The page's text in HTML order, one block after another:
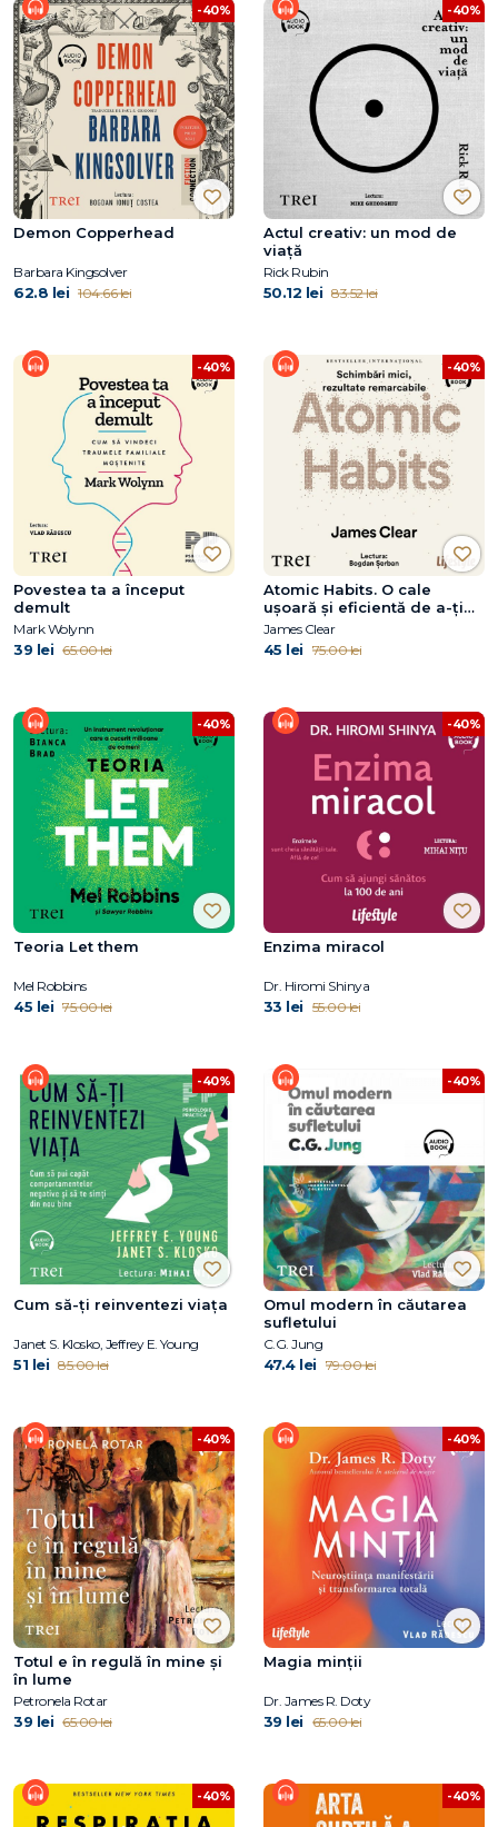
-40%
Demon Copperhead
Barbara Kingsolver
62.8 lei 104.66 lei
-40%
Actul creativ: un mod de
viață
Rick Rubin
50.12 lei 83.52 lei
-40%
Povestea ta a început
demult
Mark Wolynn
39 lei 65.00 lei
-40%
Atomic Habits. O cale
ușoară și eficientă de a-ți
forma obiceiuri bune și a
scăpa de cele proaste
James Clear
45 lei 75.00 lei
-40%
Teoria Let them
Mel Robbins
45 lei 75.00 lei
-40%
Enzima miracol
Dr. Hiromi Shinya
33 lei 55.00 lei
-40%
Cum să-ți reinventezi viața
Janet S. Klosko, Jeffrey E. Young
51 lei 85.00 lei
-40%
Omul modern în căutarea
sufletului
C.G. Jung
47.4 lei 79.00 lei
-40%
Totul e în regulă în mine și
în lume
Petronela Rotar
39 lei 65.00 lei
-40%
Magia minții
Dr. James R. Doty
39 lei 65.00 lei
-40% -40%